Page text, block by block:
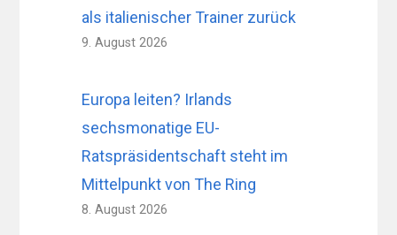
als italienischer Trainer zurück
9. August 2026
Europa leiten? Irlands
sechsmonatige EU-
Ratspräsidentschaft steht im
Mittelpunkt von The Ring
8. August 2026